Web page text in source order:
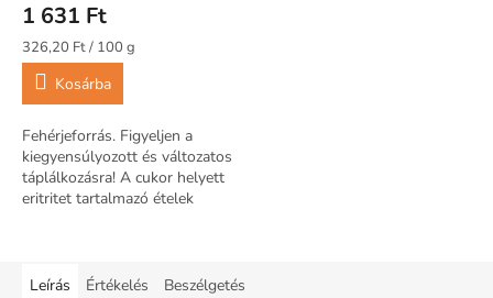
1 631 Ft
Egységár:
326,20 Ft / 100 g
Kosárba
Fehérjeforrás. Figyeljen a
kiegyensúlyozott és változatos
táplálkozásra! A cukor helyett
eritritet tartalmazó ételek
Leírás Értékelés Beszélgetés